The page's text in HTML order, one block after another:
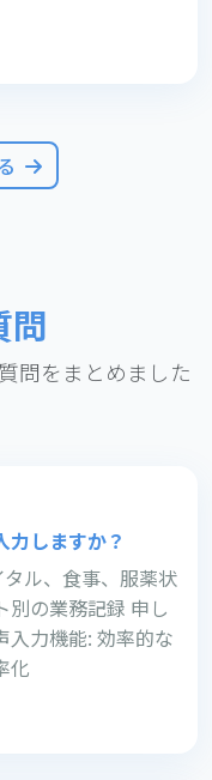
問
問をまとめました
力しますか？
ル、食事、服薬状
別の業務記録 申し
入力機能: 効率的な
化